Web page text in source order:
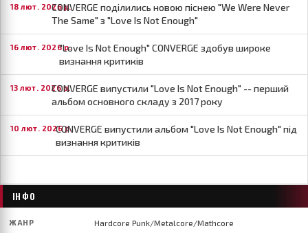
18 лют. 2026 р.CONVERGE поділились новою піснею "We Were Never
The Same" з "Love Is Not Enough"
16 лют. 2026 р."Love Is Not Enough" CONVERGE здобув широке
визнання критиків
13 лют. 2026 р.CONVERGE випустили "Love Is Not Enough" -- перший
альбом основного складу з 2017 року
10 лют. 2026 р.CONVERGE випустили альбом "Love Is Not Enough" під
визнання критиків
ІНФО
ЖАНР Hardcore Punk/Metalcore/Mathcore